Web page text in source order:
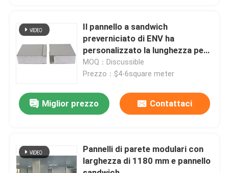
Contattici
Richieda una citazione
Edifici a struttura in acciaio
laboratorio di strutture in acciaio
Il pannello a sandwich
preverniciato di ENV ha
personalizzato la lunghezza per
la costruzione di edifici
MOQ：Discussible
Prezzo：$4-6square meter
Miglior prezzo Contattaci
Pannelli di parete modulari con
larghezza di 1180 mm e pannello